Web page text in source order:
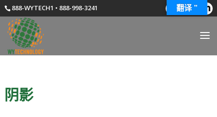
888-WYTECH1 • 888-998-3241
阴影
翻译 ”